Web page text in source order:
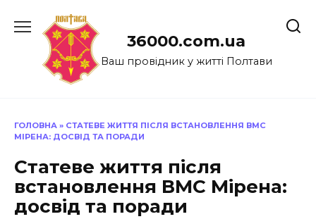
до
36000.com.ua
Ваш провідник у житті Полтави
ГОЛОВНА » СТАТЕВЕ ЖИТТЯ ПІСЛЯ ВСТАНОВЛЕННЯ ВМС
МІРЕНА: ДОСВІД ТА ПОРАДИ
Статеве життя після
встановлення ВМС Мірена:
досвід та поради